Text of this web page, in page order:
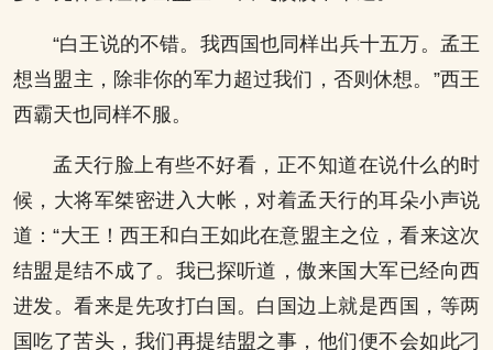
“白王说的不错。我西国也同样出兵十五万。孟王
想当盟主，除非你的军力超过我们，否则休想。”西王
西霸天也同样不服。
孟天行脸上有些不好看，正不知道在说什么的时
候，大将军桀密进入大帐，对着孟天行的耳朵小声说
道：“大王！西王和白王如此在意盟主之位，看来这次
结盟是结不成了。我已探听道，傲来国大军已经向西
进发。看来是先攻打白国。白国边上就是西国，等两
国吃了苦头，我们再提结盟之事，他们便不会如此刁